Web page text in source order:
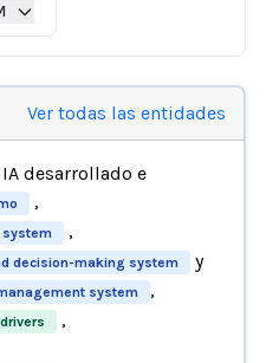
Ver todas las entidades
desarrollado e
,
,
decision-making system y
system
,
,